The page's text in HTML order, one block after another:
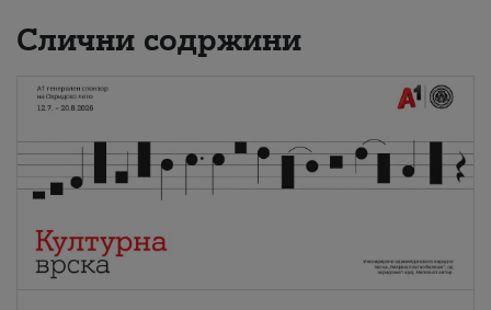
Слични содржини